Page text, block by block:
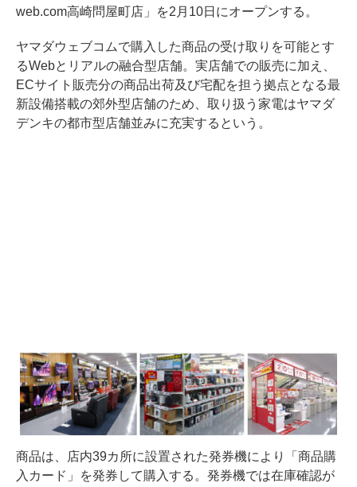
web.com高崎問屋町店」を2月10日にオープンする。
ヤマダウェブコムで購入した商品の受け取りを可能とす
るWebとリアルの融合型店舗。実店舗での販売に加え、
ECサイト販売分の商品出荷及び宅配を担う拠点となる最
新設備搭載の郊外型店舗のため、取り扱う家電はヤマダ
デンキの都市型店舗並みに充実するという。
商品は、店内39カ所に設置された発券機により「商品購
入カード」を発券して購入する。発券機では在庫確認が